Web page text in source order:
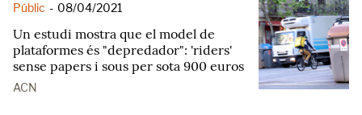
Públic - 08/04/2021
Un estudi mostra que el model de
plataformes és "depredador": 'riders'
sense papers i sous per sota 900 euros
ACN